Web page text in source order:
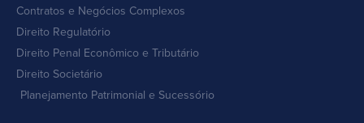
Contratos e Negócios Complexos
Direito Regulatório
Direito Penal Econômico e Tributário
Direito Societário
Planejamento Patrimonial e Sucessório